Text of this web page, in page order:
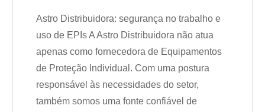
Astro Distribuidora: segurança no trabalho e
uso de EPIs A Astro Distribuidora não atua
apenas como fornecedora de Equipamentos
de Proteção Individual. Com uma postura
responsável às necessidades do setor,
também somos uma fonte confiável de